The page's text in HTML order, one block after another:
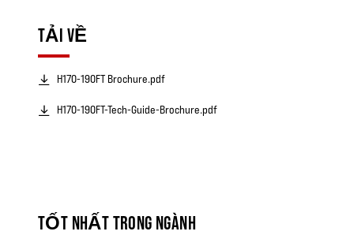
TẢI VỀ
H170-190FT Brochure.pdf
H170-190FT-Tech-Guide-Brochure.pdf
TỐT NHẤT TRONG NGÀNH